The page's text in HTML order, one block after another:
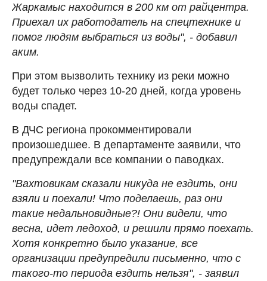
Жаркамыс находится в 200 км от райцентра.
Приехал их работодатель на спецтехнике и
помог людям выбраться из воды", - добавил
аким.
При этом вызволить технику из реки можно
будет только через 10-20 дней, когда уровень
воды спадет.
В ДЧС региона прокомментировали
произошедшее. В департаменте заявили, что
предупреждали все компании о паводках.
"Вахтовикам сказали никуда не ездить, они
взяли и поехали! Что поделаешь, раз они
такие недальновидные?! Они видели, что
весна, идет ледоход, и решили прямо поехать.
Хотя конкретно было указание, все
организации предупредили письменно, что с
такого-то периода ездить нельзя", - заявил